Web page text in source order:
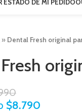
ESTADO DE MI PEDIDO
» Dental Fresh original
$8.790